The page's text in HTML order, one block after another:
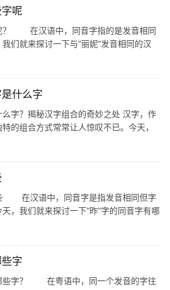
呢
？ 在汉语中，同音字指的是发音相同
们就来探讨一下与“丽妮”发音相同的汉
什么字
字？揭秘汉字组合的奇妙之处 汉字，作
的组合方式常常让人惊叹不已。今天，
汉语中，同音字是指发音相同但字
，我们就来探讨一下“昨”字的同音字有哪
字
字？ 在粤语中，同一个发音的字往